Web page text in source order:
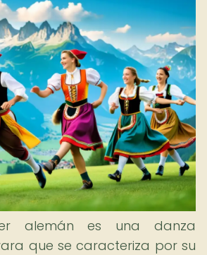
alemán es una danza
que se caracteriza por su